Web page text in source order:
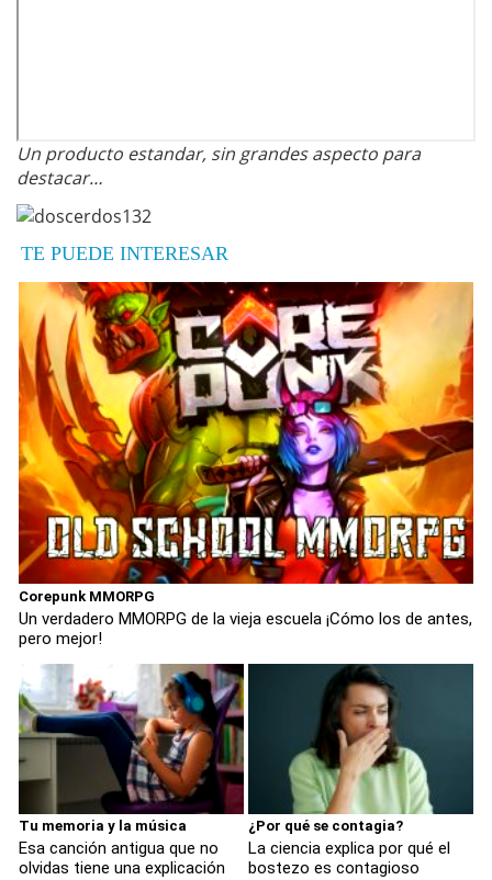
Un producto estandar, sin grandes aspecto para
destacar…
TE PUEDE INTERESAR
Corepunk MMORPG
Un verdadero MMORPG de la vieja escuela ¡Cómo los de antes,
pero mejor!
Tu memoria y la música
Esa canción antigua que no
olvidas tiene una explicación
¿Por qué se contagia?
La ciencia explica por qué el
bostezo es contagioso